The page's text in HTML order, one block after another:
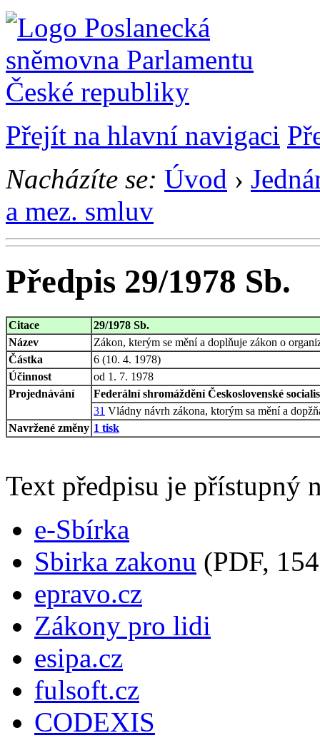
Přejít na hlavní navigaci
Nacházíte se: Úvod ›
a mez. smluv
Předpis 29/1978 Sb.
Citace
29/1978 Sb.
Název
Zákon, kterým se mění a doplňuje zákon o
Částka
6 (10. 4. 1978)
Účinnost
od 1. 7. 1978
Projednávání
Federální shromáždění Československé
31 Vládny návrh zákona, ktorým sa mění a
Navržené změny 1 tisk
Text předpisu je přístupný
e-Sbírka
Sbirka zakonu (PDF,
epravo.cz
Zákony pro lidi
esipa.cz
fulsoft.cz
CODEXIS